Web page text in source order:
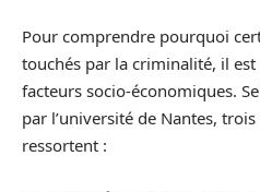
Pour comprendre pourquoi
touchés par la criminalité, il
facteurs socio-économiques.
par l’université de Nantes,
ressortent :